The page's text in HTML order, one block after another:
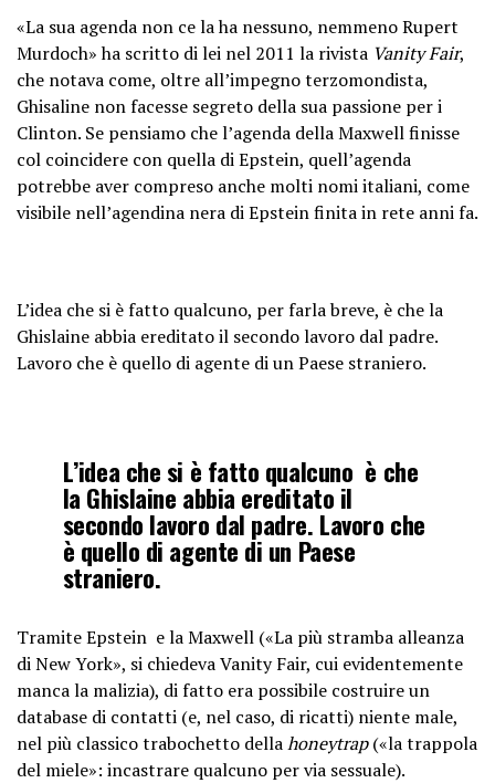
«La sua agenda non ce la ha nessuno, nemmeno Rupert
Murdoch» ha scritto di lei nel 2011 la rivista Vanity Fair,
che notava come, oltre all’impegno terzomondista,
Ghisaline non facesse segreto della sua passione per i
Clinton. Se pensiamo che l’agenda della Maxwell finisse
col coincidere con quella di Epstein, quell’agenda
potrebbe aver compreso anche molti nomi italiani, come
visibile nell’agendina nera di Epstein finita in rete anni fa.
L’idea che si è fatto qualcuno, per farla breve, è che la
Ghislaine abbia ereditato il secondo lavoro dal padre.
Lavoro che è quello di agente di un Paese straniero.
L’idea che si è fatto qualcuno è che
la Ghislaine abbia ereditato il
secondo lavoro dal padre. Lavoro che
è quello di agente di un Paese
straniero.
Tramite Epstein e la Maxwell («La più stramba alleanza
di New York», si chiedeva Vanity Fair, cui evidentemente
manca la malizia), di fatto era possibile costruire un
database di contatti (e, nel caso, di ricatti) niente male,
nel più classico trabochetto dellahoneytrap(«la trappola
del miele»: incastrare qualcuno per via sessuale).